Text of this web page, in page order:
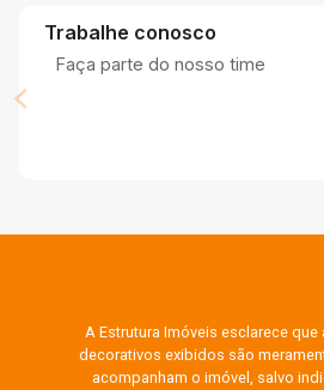
Trabalhe conosco
Faça parte do nosso time
A Estrutura Imóveis esclarece
decorativos exibidos são
acompanham o imóvel, salvo